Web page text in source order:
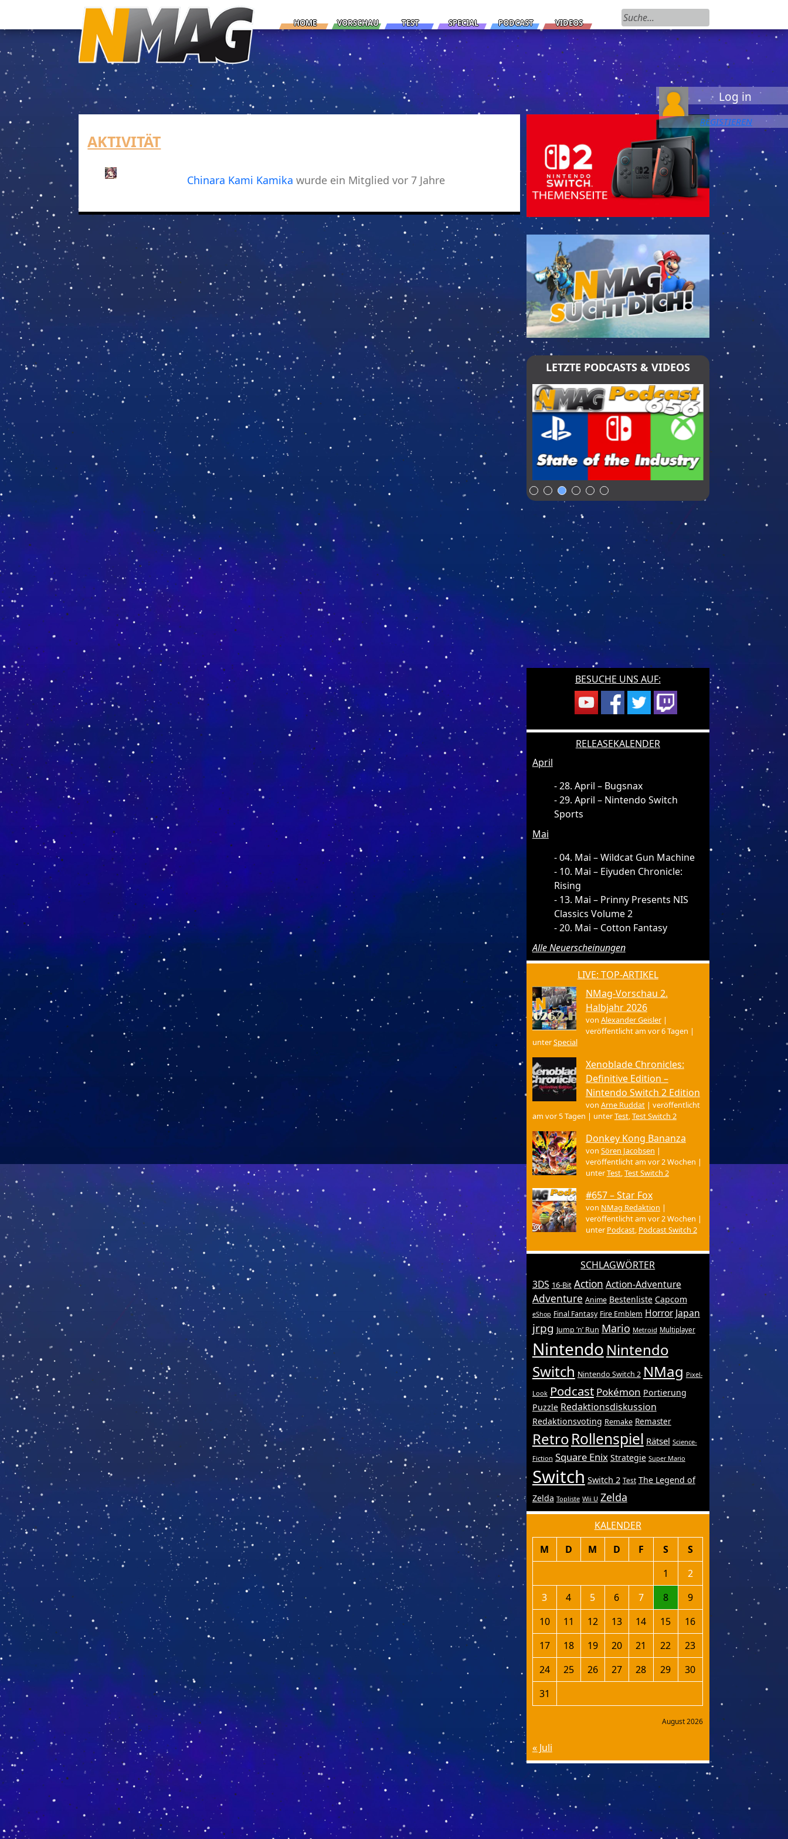
HOME VORSCHAU TEST SPECIAL PODCAST VIDEOS
Suchen nach:
Log in
REGISTIEREN
AKTIVITÄT
Chinara Kami Kamika wurde ein Mitgliedvor 7 Jahre
LETZTE PODCASTS & VIDEOS
BESUCHE UNS AUF:
RELEASEKALENDER
April
28. April – Bugsnax
29. April – Nintendo Switch
Sports
Mai
04. Mai – Wildcat Gun Machine
10. Mai – Eiyuden Chronicle:
Rising
13. Mai – Prinny Presents NIS
Classics Volume 2
20. Mai – Cotton Fantasy
Alle Neuerscheinungen
LIVE: TOP-ARTIKEL
NMag-Vorschau 2.
Halbjahr 2026
von Alexander Geisler|
veröffentlicht am vor 6 Tagen |
unterSpecial
Xenoblade Chronicles:
Definitive Edition –
Nintendo Switch 2 Edition
von Arne Ruddat| veröffentlicht
am vor 5 Tagen | unterTest,Test Switch 2
Donkey Kong Bananza
von Sören Jacobsen |
veröffentlicht am vor 2 Wochen |
unterTest,Test Switch 2
#657 – Star Fox
von NMag Redaktion |
veröffentlicht am vor 2 Wochen |
unter Podcast, Podcast Switch 2
SCHLAGWÖRTER
3DS 16-Bit Action Action-Adventure
Adventure Anime Bestenliste Capcom
eShop Final Fantasy Fire Emblem Horror Japan
jrpg Jump ’n’ Run Mario Metroid Multiplayer
Nintendo Nintendo
Switch Nintendo Switch 2 NMag Pixel-
Look Podcast Pokémon Portierung
Puzzle Redaktionsdiskussion
Redaktionsvoting Remake Remaster
RetroRollenspiel Rätsel Science-
Fiction Square Enix Strategie Super Mario
Switch Switch 2 Test The Legend of
Zelda Topliste Wii U Zelda
KALENDER
August 2026
M D M D F S
S
1
2
3
4 5 6 7 8
9
10
11 12 13 14 15
16
17
18 19 20 21 22
23
24
25 26 27 28 29
30
31
« Juli